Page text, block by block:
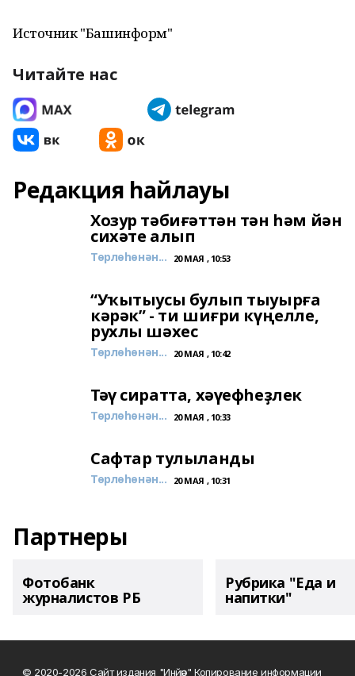
Источник "Башинформ"
Читайте нас
Редакция һайлауы
Хозур тәбиғәттән тән һәм йән
сихәте алып
Төрлөһөнән... 20 МАЯ , 10:53
“Уҡытыусы булып тыуырға
кәрәк” - ти шиғри күңелле,
рухлы шәхес
Төрлөһөнән... 20 МАЯ , 10:42
Тәү сиратта, хәүефһеҙлек
Төрлөһөнән... 20 МАЯ , 10:33
Сафтар тулыланды
Төрлөһөнән... 20 МАЯ , 10:31
Партнеры
Фотобанк
журналистов РБ
Рубрика "Еда и
напитки"
© 2020-2026 Сайт издания "Инйәр" Копирование информации